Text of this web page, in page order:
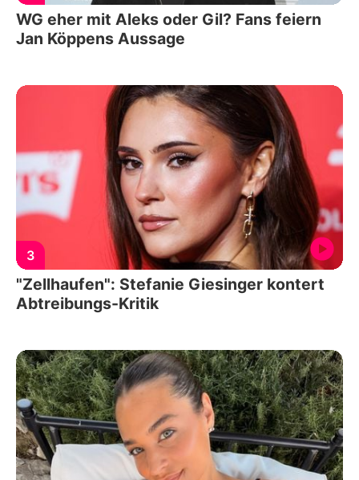
WG eher mit Aleks oder Gil? Fans feiern
Jan Köppens Aussage
3
"Zellhaufen": Stefanie Giesinger kontert
Abtreibungs-Kritik